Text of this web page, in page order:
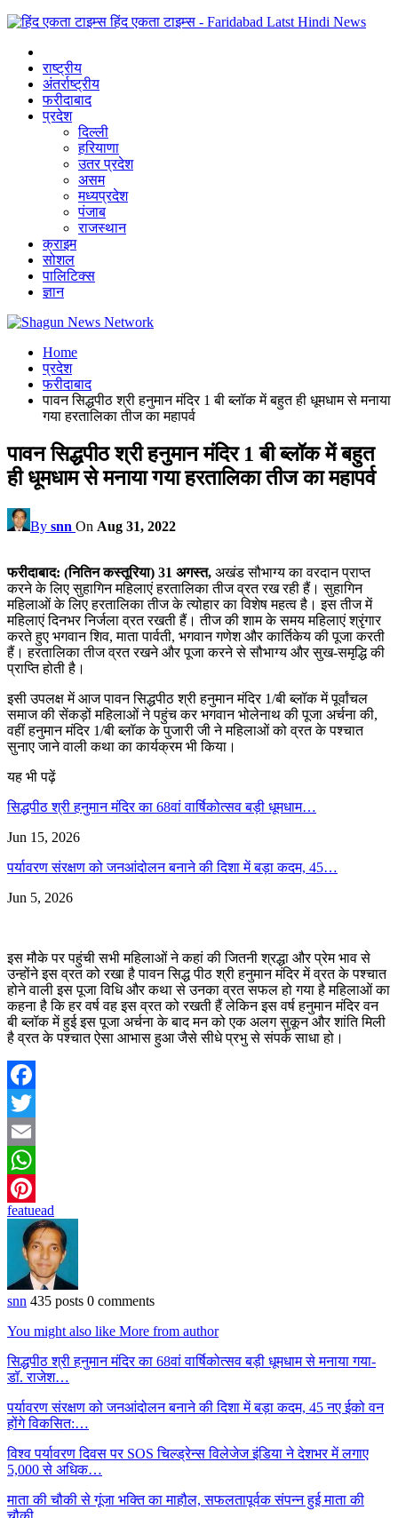
हिंद एकता टाइम्स - Faridabad Latst Hindi News
राष्ट्रीय
अंतर्राष्ट्रीय
फरीदाबाद
प्रदेश
दिल्ली
हरियाणा
उतर प्रदेश
असम
मध्यप्रदेश
पंजाब
राजस्थान
क्राइम
सोशल
पालिटिक्स
ज्ञान
Home
प्रदेश
फरीदाबाद
पावन सिद्धपीठ श्री हनुमान मंदिर 1 बी ब्लॉक में बहुत ही धूमधाम से मनाया
गया हरतालिका तीज का महापर्व
पावन सिद्धपीठ श्री हनुमान मंदिर 1 बी ब्लॉक में बहुत
ही धूमधाम से मनाया गया हरतालिका तीज का महापर्व
By snn On Aug 31, 2022
फरीदाबाद: (नितिन कस्तूरिया) 31 अगस्त, अखंड सौभाग्य का वरदान प्राप्त
करने के लिए सुहागिन महिलाएं हरतालिका तीज व्रत रख रही हैं। सुहागिन
महिलाओं के लिए हरतालिका तीज के त्योहार का विशेष महत्व है। इस तीज में
महिलाएं दिनभर निर्जला व्रत रखती हैं। तीज की शाम के समय महिलाएं श्रृंगार
करते हुए भगवान शिव, माता पार्वती, भगवान गणेश और कार्तिकेय की पूजा करती
हैं। हरतालिका तीज व्रत रखने और पूजा करने से सौभाग्य और सुख-समृद्धि की
प्राप्ति होती है।
इसी उपलक्ष में आज पावन सिद्धपीठ श्री हनुमान मंदिर 1/बी ब्लॉक में पूर्वांचल
समाज की सेंकड़ों महिलाओं ने पहुंच कर भगवान भोलेनाथ की पूजा अर्चना की,
वहीं हनुमान मंदिर 1/बी ब्लॉक के पुजारी जी ने महिलाओं को व्रत के पश्चात
सुनाए जाने वाली कथा का कार्यक्रम भी किया।
यह भी पढ़ें
सिद्धपीठ श्री हनुमान मंदिर का 68वां वार्षिकोत्सव बड़ी धूमधाम…
Jun 15, 2026
पर्यावरण संरक्षण को जनआंदोलन बनाने की दिशा में बड़ा कदम, 45…
Jun 5, 2026
इस मौके पर पहुंची सभी महिलाओं ने कहां की जितनी श्रद्धा और प्रेम भाव से
उन्होंने इस व्रत को रखा है पावन सिद्ध पीठ श्री हनुमान मंदिर में व्रत के पश्चात
होने वाली इस पूजा विधि और कथा से उनका व्रत सफल हो गया है महिलाओं का
कहना है कि हर वर्ष वह इस व्रत को रखती हैं लेकिन इस वर्ष हनुमान मंदिर वन
बी ब्लॉक में हुई इस पूजा अर्चना के बाद मन को एक अलग सुकून और शांति मिली
है व्रत के पश्चात ऐसा आभास हुआ जैसे सीधे प्रभु से संपर्क साधा हो।
Facebook
Twitter
Email
WhatsApp
Pinterest
featuead
snn 435 posts 0 comments
You might also like More from author
सिद्धपीठ श्री हनुमान मंदिर का 68वां वार्षिकोत्सव बड़ी धूमधाम से मनाया गया-
डॉ. राजेश…
पर्यावरण संरक्षण को जनआंदोलन बनाने की दिशा में बड़ा कदम, 45 नए ईको वन
होंगे विकसित:…
विश्व पर्यावरण दिवस पर SOS चिल्ड्रेन्स विलेजेज इंडिया ने देशभर में लगाए
5,000 से अधिक…
माता की चौकी से गूंजा भक्ति का माहौल, सफलतापूर्वक संपन्न हुई माता की